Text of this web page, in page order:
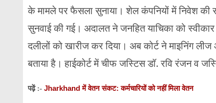
के मामले पर फैसला सुनाया। शेल कंपनियों में निवेश की
सुनवाई की गई। अदालत ने जनहित याचिका को स्वीकार
दलीलों को खारीज कर दिया। अब कोर्ट ने माइनिंग
बताया है। हाईकोर्ट में चीफ जस्टिस डॉ. रवि रंजन व
पढ़ें :- Jharkhand में वेतन संकट: कर्मचारियों को नहीं मिला वेतन